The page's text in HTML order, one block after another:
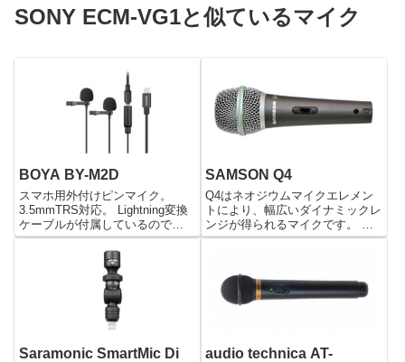
SONY ECM-VG1と似ているマイク
BOYA BY-M2D
スマホ用外付けピンマイク。
3.5mmTRS対応。 Lightning変換
ケーブルが付属しているので
iPhone/iPadなどのiOSデバイス
も使用が可能です。 デュアルタ
イプなので2人の声を高音質かつ
クリアなサウンドで録音ができま
SAMSON Q4
Q4はネオジウムマイクエレメン
トにより、幅広いダイナミックレ
ンジが得られるマイクです。 ス
ーパーカーディオイドのピックア
また、最大SPLが高く、出力レベ
ルの高い楽器にも対応します...
Saramonic SmartMic Di
audio technica AT-